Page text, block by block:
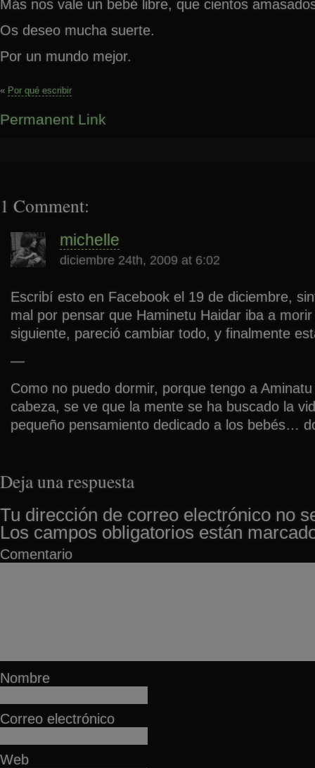
Más nos vale un bebé libre, que cientos
Os deseo mucha suerte.
Por un mundo mejor.
« Por qué escribir
Permanent Link
1 Comment:
michelle
diciembre 24th, 2009 at 6:02
Escribí esto en Facebook el 19 de diciembre,
mal por pensar que Haminetu Haidar iba a
siguiente, pareció cambiar todo, y finalmente
—
Como no puedo dormir, porque tengo a
cabeza, se ve que la mente se ha buscado la
pequeño pensamiento dedicado a los bebés…
Deja una respuesta
Tu dirección de correo electrónico no
Los campos obligatorios están
Comentario
Nombre
Correo electrónico
Web